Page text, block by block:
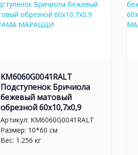
KM6060G0041RALT
Подступенок Бричиола
бежевый матовый
обрезной 60x10,7x0,9
Артикул: KM6060G0041RALT
Размер: 10*60 см
Вес: 1.256 кг